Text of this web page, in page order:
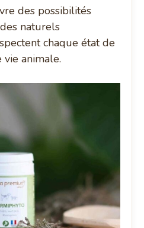
des possibilités
naturels
chaque état de
animale.